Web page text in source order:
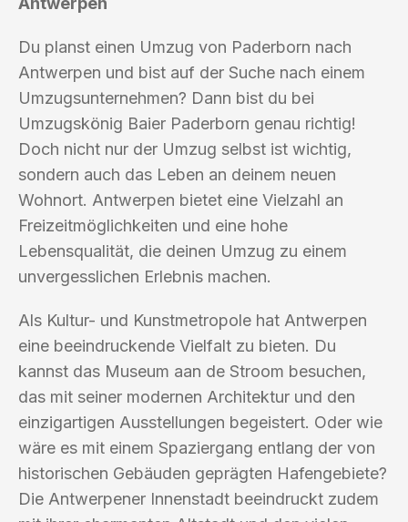
Du planst einen Umzug von Paderborn nach
Antwerpen und bist auf der Suche nach einem
Umzugsunternehmen? Dann bist du bei
Umzugskönig Baier Paderborn genau richtig!
Doch nicht nur der Umzug selbst ist wichtig,
sondern auch das Leben an deinem neuen
Wohnort. Antwerpen bietet eine Vielzahl an
Freizeitmöglichkeiten und eine hohe
Lebensqualität, die deinen Umzug zu einem
unvergesslichen Erlebnis machen.
Als Kultur- und Kunstmetropole hat Antwerpen
eine beeindruckende Vielfalt zu bieten. Du
kannst das Museum aan de Stroom besuchen,
das mit seiner modernen Architektur und den
einzigartigen Ausstellungen begeistert. Oder wie
wäre es mit einem Spaziergang entlang der von
historischen Gebäuden geprägten Hafengebiete?
Die Antwerpener Innenstadt beeindruckt zudem